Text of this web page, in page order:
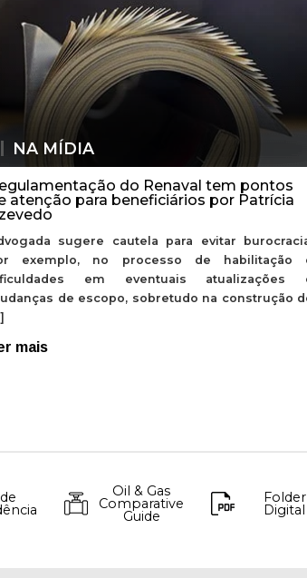
NA MÍDIA
do Renaval tem pontos
atenção para beneficiários por Patrícia
sugere cautela para evitar
exemplo, no processo de habilitação
em eventuais atualizações
de escopo, sobretudo na construção
mais
Oil & Gas
Comparative
Guide
Folder
Digital